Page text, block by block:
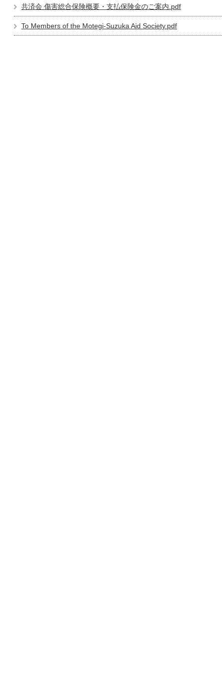
共済会 傷害総合保険概要・支払保険金のご案内.pdf
To Members of the Motegi-Suzuka Aid Society.pdf